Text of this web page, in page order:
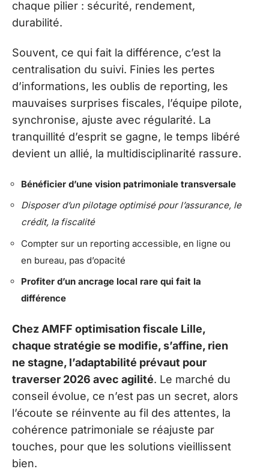
chaque pilier : sécurité, rendement,
durabilité.
Souvent, ce qui fait la différence, c’est la
centralisation du suivi. Finies les pertes
d’informations, les oublis de reporting, les
mauvaises surprises fiscales, l’équipe pilote,
synchronise, ajuste avec régularité. La
tranquillité d’esprit se gagne, le temps libéré
devient un allié, la multidisciplinarité rassure.
Bénéficier d’une vision patrimoniale transversale
Disposer d’un pilotage optimisé pour l’assurance, le
crédit, la fiscalité
Compter sur un reporting accessible, en ligne ou
en bureau, pas d’opacité
Profiter d’un ancrage local rare qui fait la
différence
Chez AMFF optimisation fiscale Lille,
chaque stratégie se modifie, s’affine, rien
ne stagne, l’adaptabilité prévaut pour
traverser 2026 avec agilité. Le marché du
conseil évolue, ce n’est pas un secret, alors
l’écoute se réinvente au fil des attentes, la
cohérence patrimoniale se réajuste par
touches, pour que les solutions vieillissent
bien.